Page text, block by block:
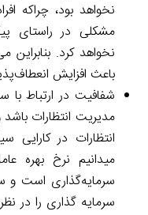
نخواهد بود، چراکه
مشکلی در راستای
نخواهد کرد.
باعث افزایش
شفافیت در ارتباط با
مدیریت انتظارات
انتظارات در کارایی
میدانیم نرخ بهره
سرمایه‌گذاری است و
سرمایه گذاری را در